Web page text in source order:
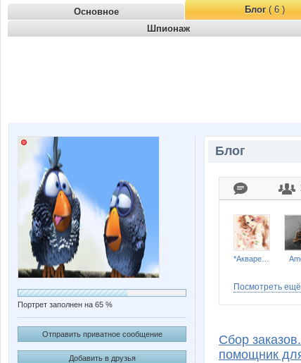
Основное Блог( 6 )
Шпионаж
Портрет заполнен на 65 %
Отправить приватное сообщение
Добавить в друзья
Блог
Посмотреть ещё
Сбор
помощник